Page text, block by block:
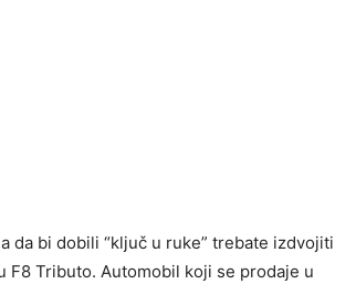
da bi dobili “ključ u ruke” trebate izdvojiti
F8 Tributo. Automobil koji se prodaje u